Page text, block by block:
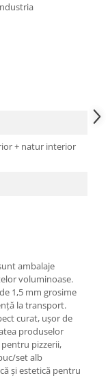
+ natur interior
ambalaje
voluminoase.
1,5 mm grosime
la transport.
curat, ușor de
produselor
pizzerii,
set alb
și estetică pentru